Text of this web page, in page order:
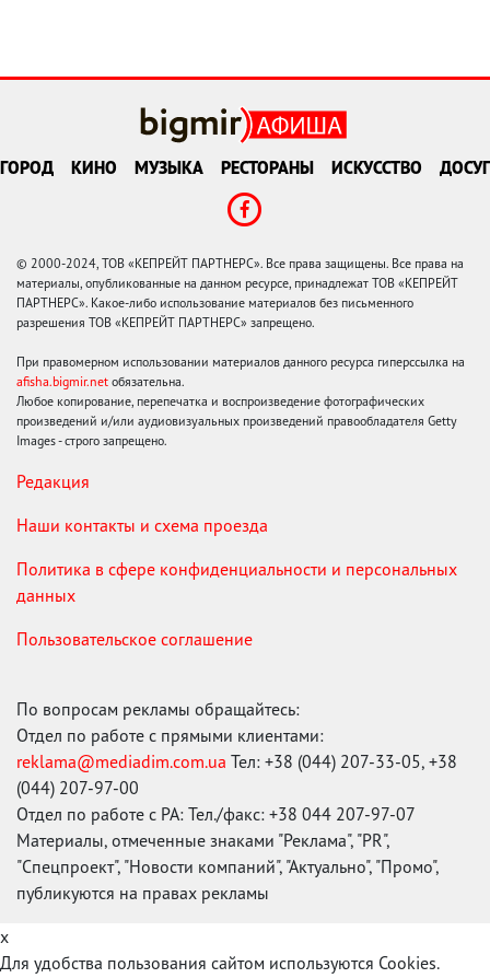
ГОРОД КИНО МУЗЫКА РЕСТОРАНЫ ИСКУССТВО ДОСУГ
© 2000-2024, ТОВ «КЕПРЕЙТ ПАРТНЕРС». Все права защищены. Все права на
материалы, опубликованные на данном ресурсе, принадлежат ТОВ «КЕПРЕЙТ
ПАРТНЕРС». Какое-либо использование материалов без письменного
разрешения ТОВ «КЕПРЕЙТ ПАРТНЕРС» запрещено.
При правомерном использовании материалов данного ресурса гиперссылка на
afisha.bigmir.net обязательна.
Любое копирование, перепечатка и воспроизведение фотографических
произведений и/или аудиовизуальных произведений правообладателя Getty
Images - строго запрещено.
Редакция
Наши контакты и схема проезда
Политика в сфере конфиденциальности и персональных
данных
Пользовательское соглашение
По вопросам рекламы обращайтесь:
Отдел по работе с прямыми клиентами:
reklama@mediadim.com.ua Тел: +38 (044) 207-33-05, +38
(044) 207-97-00
Отдел по работе с РА: Тел./факс: +38 044 207-97-07
Материалы, отмеченные знаками "Реклама", "PR",
"Спецпроект", "Новости компаний", "Актуально", "Промо",
публикуются на правах рекламы
x
Для удобства пользования сайтом используются Cookies.